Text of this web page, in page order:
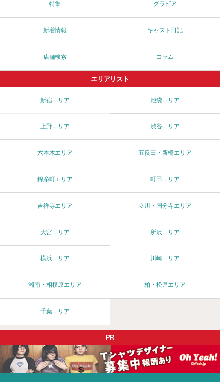
特集 グラビア
新着情報 キャスト日記
店舗検索 コラム
エリアリスト
新宿エリア 池袋エリア
上野エリア 渋谷エリア
六本木エリア 五反田・新橋エリア
錦糸町エリア 町田エリア
吉祥寺エリア 立川・国分寺エリア
大宮エリア 所沢エリア
横浜エリア 川崎エリア
湘南・相模原エリア 柏・松戸エリア
千葉エリア
PR